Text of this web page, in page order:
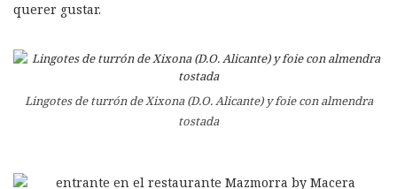
querer gustar.
Lingotes de turrón de Xixona (D.O. Alicante) y foie con almendra
tostada